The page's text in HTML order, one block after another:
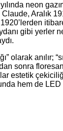
neon
Aralık
gibi yerler
olarak anılır;
sonra
estetik
hem de